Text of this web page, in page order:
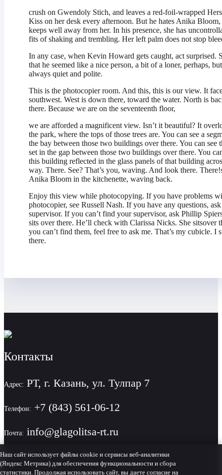
crush on Gwendoly Stich, and leaves a red-foil-wrapped
Kiss on her desk every afternoon. But he hates Anika Bloom,
keeps well away from her. In his presence, she has
fits of shaking and trembling. Her left palm does not stop
In any case, when Kevin Howard gets caught, act surprised.
that he seemed like a nice person, a bit of a loner, perhaps, but
always quiet and polite.
This is the photocopier room. And this, this is our view. It
southwest. West is down there, toward the water. North is
there. Because we are on the seventeenth floor,
we are afforded a magnificent view. Isn’t it beautiful? It
the park, where the tops of those trees are. You can see a
the bay between those two buildings over there. You can see
set in the gap between those two buildings over there. You
this building reflected in the glass panels of that building
way. There. See? That’s you, waving. And look there.
Anika Bloom in the kitchenette, waving back.
Enjoy this view while photocopying. If you have problems
photocopier, see Russell Nash. If you have any questions,
supervisor. If you can’t find your supervisor, ask Phillip
sits over there. He’ll check with Clarissa Nicks. She sitsover
you can’t find them, feel free to ask me. That’s my cubicle. I
there.
Контакты
Адрес: РТ, г. Казань, ул. Тулпар 7
Телефон: +7 (843) 561-06-12
Почта: info@glagolitsa-rt.ru
Политика конфиденциальности
Наш сайт использует файлы cookie и сервисы веб-аналитики
(Яндекс Метрика) для обеспечения функциональности и сбора
статистики. Продолжая использовать сайт, вы даете согласие на